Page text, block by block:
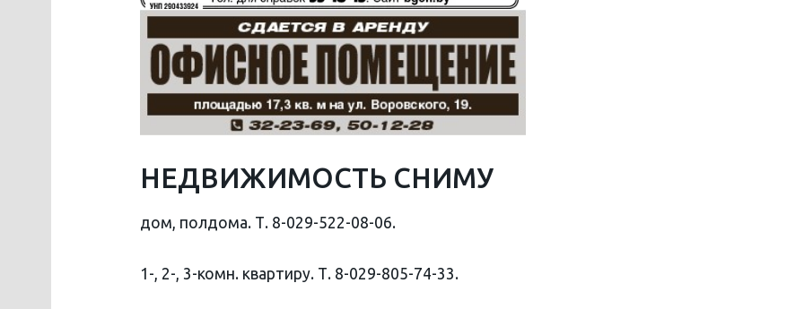
НЕДВИЖИМОСТЬ СНИМУ
дом, полдома. Т. 8-029-522-08-06.
1-, 2-, 3-комн. квартиру. Т. 8-029-805-74-33.